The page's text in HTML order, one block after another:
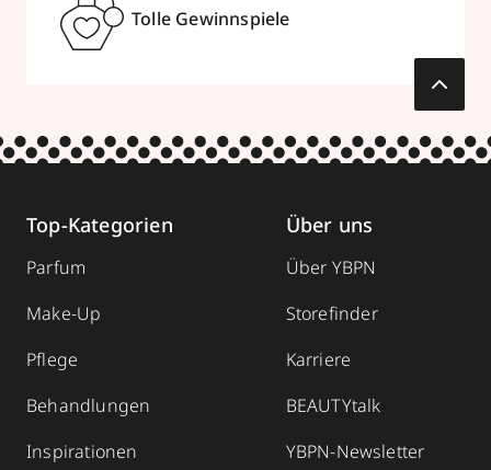
Tolle Gewinnspiele
Top-Kategorien
Parfum
Make-Up
Pflege
Behandlungen
Inspirationen
Über uns
Über YBPN
Storefinder
Karriere
BEAUTYtalk
YBPN-Newsletter